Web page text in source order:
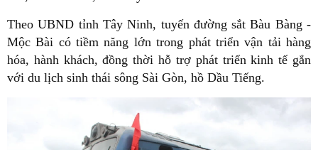
Theo UBND tỉnh Tây Ninh, tuyến đường sắt Bàu Bàng -
Mộc Bài có tiềm năng lớn trong phát triển vận tải hàng
hóa, hành khách, đồng thời hỗ trợ phát triển kinh tế gắn
với du lịch sinh thái sông Sài Gòn, hồ Dầu Tiếng.